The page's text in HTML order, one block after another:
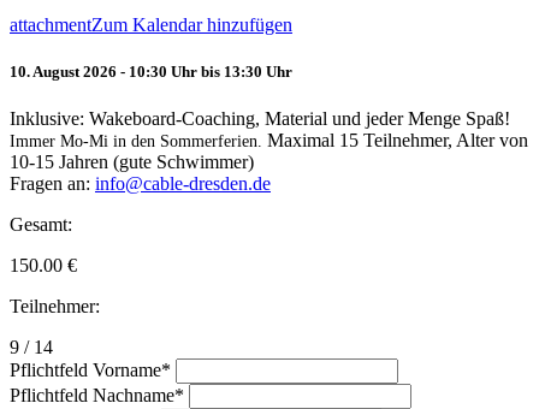
attachmentZum Kalendar hinzufügen
10. August 2026 - 10:30 Uhr bis 13:30 Uhr
Inklusive: Wakeboard-Coaching, Material und jeder Menge Spaß!
Immer Mo-Mi in den Sommerferien. Maximal 15 Teilnehmer, Alter von
10-15 Jahren (gute Schwimmer)
Fragen an: info@cable-dresden.de
Gesamt:
150.00 €
Teilnehmer:
9 / 14
Pflichtfeld Vorname*
Pflichtfeld Nachname*